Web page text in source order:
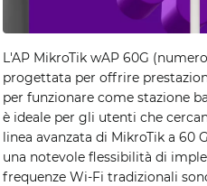
L'AP MikroTik wAP 60G
progettata per offrire
per funzionare come stazione
è ideale per gli utenti che
linea avanzata di MikroTik a
una notevole flessibilità di
frequenze Wi-Fi tradizionali